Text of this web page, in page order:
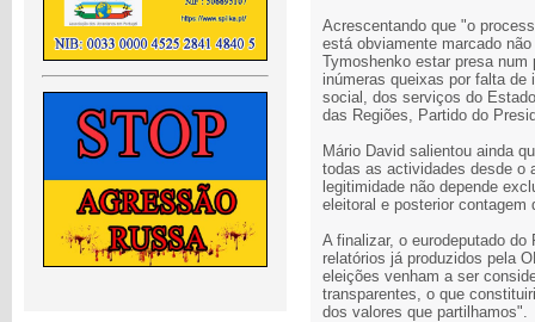
Acrescentando que "o
está obviamente marcado
Tymoshenko estar presa
inúmeras queixas por falta
social, dos serviços do
das Regiões, Partido do
Mário David salientou ainda
todas as actividades desde o
legitimidade não depende
eleitoral e posterior contagem
A finalizar, o eurodeputado
relatórios já produzidos pela
eleições venham a ser
transparentes, o que
dos valores que partilhamos".